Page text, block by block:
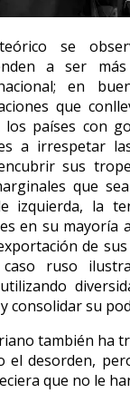
se
a ser
en
que
países con
a irrespetar
sus
que
izquierda, la
en su mayoría
de
caso ruso
consolidar su
también ha
el desorden,
que no le